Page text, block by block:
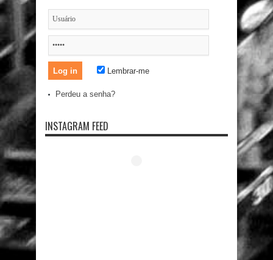
Lembrar-me
Perdeu a senha?
INSTAGRAM FEED